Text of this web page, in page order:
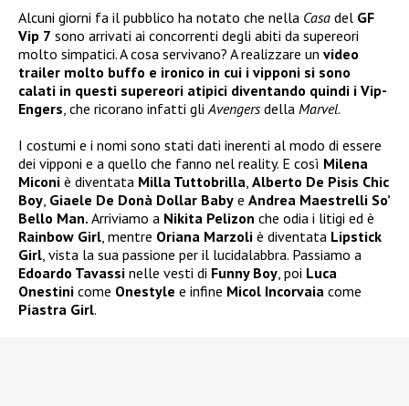
Alcuni giorni fa il pubblico ha notato che nella Casa del GF
Vip 7 sono arrivati ai concorrenti degli abiti da supereori
molto simpatici. A cosa servivano? A realizzare un video
trailer molto buffo e ironico in cui i vipponi si sono
calati in questi supereori atipici diventando quindi i Vip-
Engers, che ricorano infatti gliAvengersdella Marvel.
I costumi e i nomi sono stati dati inerenti al modo di essere
dei vipponi e a quello che fanno nel reality. E così Milena
Miconi è diventata Milla Tuttobrilla, Alberto De Pisis Chic
Boy, Giaele De Donà Dollar Baby e Andrea Maestrelli So’
Bello Man. Arriviamo a Nikita Pelizon che odia i litigi ed è
Rainbow Girl, mentre Oriana Marzoli è diventata Lipstick
Girl, vista la sua passione per il lucidalabbra. Passiamo a
Edoardo Tavassi nelle vesti di Funny Boy, poi Luca
Onestini come Onestyle e infine Micol Incorvaia come
Piastra Girl.